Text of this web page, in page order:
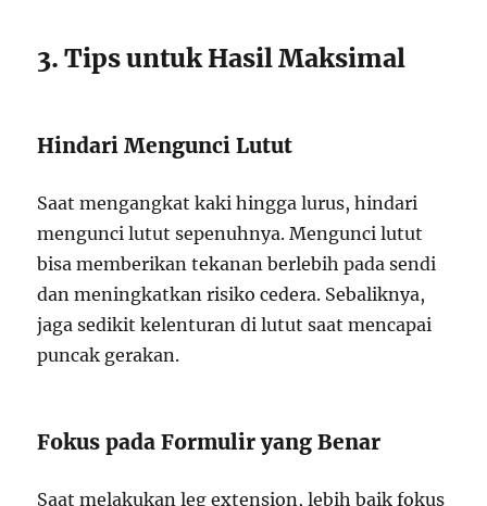
3. Tips untuk Hasil Maksimal
Hindari Mengunci Lutut
Saat mengangkat kaki hingga lurus, hindari
mengunci lutut sepenuhnya. Mengunci lutut
bisa memberikan tekanan berlebih pada sendi
dan meningkatkan risiko cedera. Sebaliknya,
jaga sedikit kelenturan di lutut saat mencapai
puncak gerakan.
Fokus pada Formulir yang Benar
Saat melakukan leg extension, lebih baik fokus